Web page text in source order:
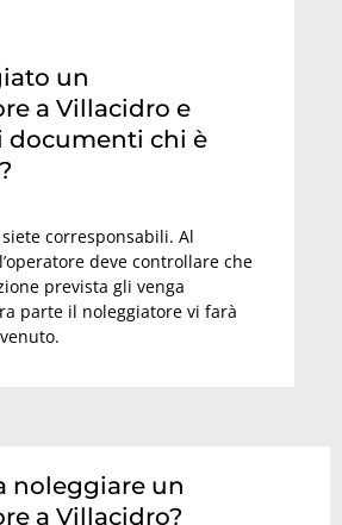
un
a Villacidro e
documenti chi è
corresponsabili. Al
deve controllare che
prevista gli venga
parte il noleggiatore vi farà
noleggiare un
a Villacidro?